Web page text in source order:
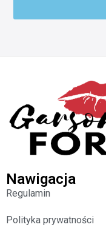
Nawigacja
Regulamin
Polityka prywatności